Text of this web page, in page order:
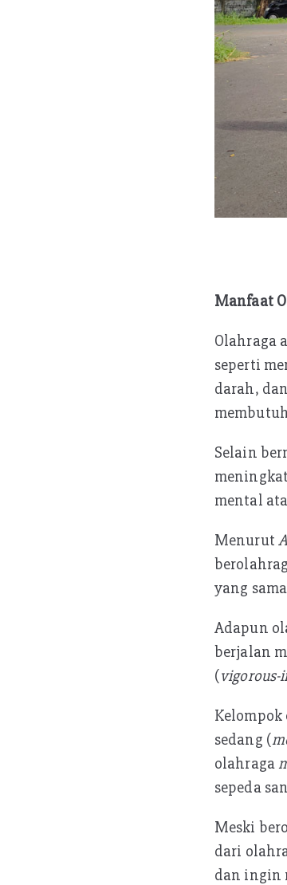
Manfaat
Olahraga
seperti
darah,
Selain
mental
Menurut
yang
Adapun
berjalan
(
sedang (
olahraga
sepeda
Meski
dari
dan ingin